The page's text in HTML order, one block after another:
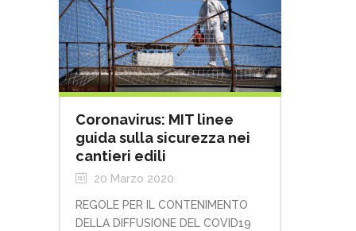
Coronavirus: MIT linee
guida sulla sicurezza nei
cantieri edili
20 Marzo 2020
REGOLE PER IL CONTENIMENTO
DELLA DIFFUSIONE DEL COVID19